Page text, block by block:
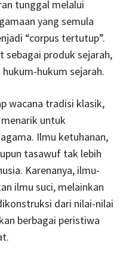
tunggal melalui
yang semula
“corpus tertutup”.
sebagai produk sejarah,
hukum sejarah.
wacana tradisi klasik,
untuk
Ilmu ketuhanan,
tasawuf tak lebih
Karenanya, ilmu-
ilmu suci, melainkan
dari nilai-nilai
berbagai peristiwa